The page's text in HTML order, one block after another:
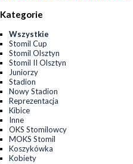
Kategorie
Wszystkie
Stomil Cup
Stomil Olsztyn
Stomil II Olsztyn
Juniorzy
Stadion
Nowy Stadion
Reprezentacja
Kibice
Inne
OKS Stomilowcy
MOKS Stomil
Koszykówka
Kobiety